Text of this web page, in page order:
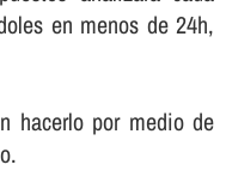
en menos de 24h,
hacerlo por medio de